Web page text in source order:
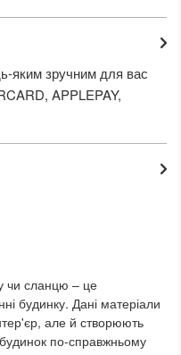
яким зручним для вас
APPLEPAY,
чи сланцю – це
будинку. Дані матеріали
але й створюють
по-справжньому